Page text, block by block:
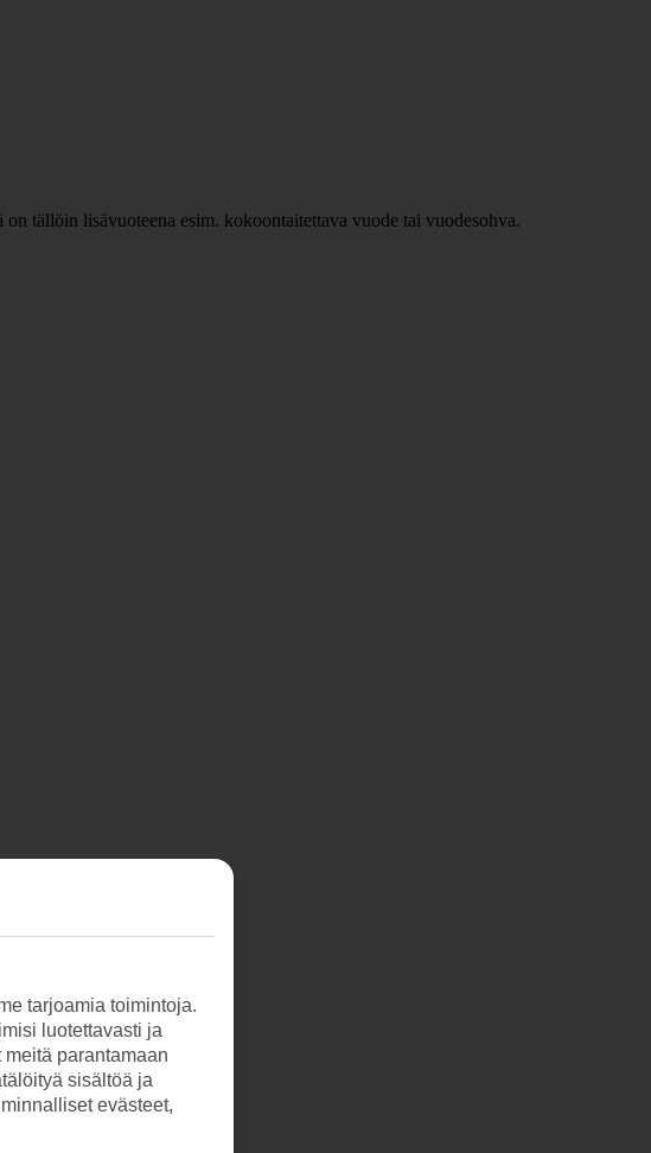
tällöin lisävuoteena esim. kokoontaitettava vuode tai vuodesohva.
tarjoamia toimintoja.
luotettavasti ja
parantamaan
sisältöä ja
evästeet,